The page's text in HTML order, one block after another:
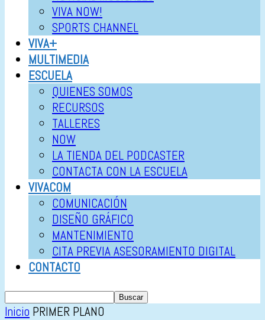
VIVA NOW!
SPORTS CHANNEL
VIVA+
MULTIMEDIA
ESCUELA
QUIENES SOMOS
RECURSOS
TALLERES
NOW
LA TIENDA DEL PODCASTER
CONTACTA CON LA ESCUELA
VIVACOM
COMUNICACIÓN
DISEÑO GRÁFICO
MANTENIMIENTO
CITA PREVIA ASESORAMIENTO DIGITAL
CONTACTO
Inicio PRIMER PLANO